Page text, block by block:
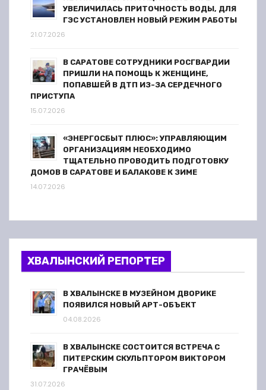
а
п
и
с
е
й
УВЕЛИЧИЛАСЬ ПРИТОЧНОСТЬ ВОДЫ, ДЛЯ
ГЭС УСТАНОВЛЕН НОВЫЙ РЕЖИМ РАБОТЫ
21.07.2026
В САРАТОВЕ СОТРУДНИКИ РОСГВАРДИИ
ПРИШЛИ НА ПОМОЩЬ К ЖЕНЩИНЕ,
ПОПАВШЕЙ В ДТП ИЗ-ЗА СЕРДЕЧНОГО
ПРИСТУПА
15.07.2026
«ЭНЕРГОСБЫТ ПЛЮС»: УПРАВЛЯЮЩИМ
ОРГАНИЗАЦИЯМ НЕОБХОДИМО
ТЩАТЕЛЬНО ПРОВОДИТЬ ПОДГОТОВКУ
ДОМОВ В САРАТОВЕ И БАЛАКОВЕ К ЗИМЕ
14.07.2026
ХВАЛЫНСКИЙ РЕПОРТЕР
В ХВАЛЫНСКЕ В МУЗЕЙНОМ ДВОРИКЕ
ПОЯВИЛСЯ НОВЫЙ АРТ-ОБЪЕКТ
04.08.2026
В ХВАЛЫНСКЕ СОСТОИТСЯ ВСТРЕЧА С
ПИТЕРСКИМ СКУЛЬПТОРОМ ВИКТОРОМ
ГРАЧЁВЫМ
31.07.2026